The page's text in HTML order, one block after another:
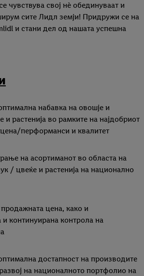
чувствува свој нѐ обединуваат и
сите Лидл земји! Придружи се на
и стани дел од нашата успешна
набавка на овошје и
и растенија во рамките на најдобриот
перформанси и квалитет
на асортиманот во областа на
/ цвеќе и растенија на национално
цена, како и
континуирана контрола на
достапност на производите
на националното портфолио на